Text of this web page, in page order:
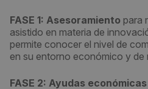
FASE 1: Asesoramiento para
asistido en materia de
permite conocer el nivel de
en su entorno económico y de
FASE 2: Ayudas económicas